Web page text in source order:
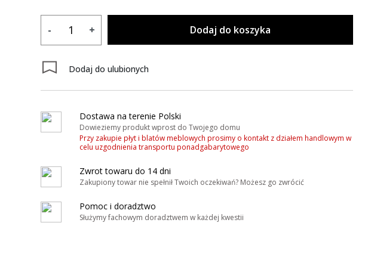
- + Dodaj do koszyka
Dodaj do ulubionych
Dostawa na terenie Polski
Dowieziemy produkt wprost do Twojego domu
Przy zakupie płyt i blatów meblowych prosimy o kontakt z działem handlowym w
celu uzgodnienia transportu ponadgabarytowego
Zwrot towaru do 14 dni
Zakupiony towar nie spełnił Twoich oczekiwań? Możesz go zwrócić
Pomoc i doradztwo
Służymy fachowym doradztwem w każdej kwestii